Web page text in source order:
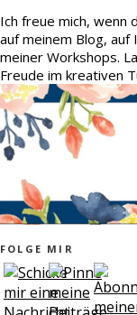
Ich freue mich, wenn
auf meinem Blog,
meiner Workshops.
Freude im kreativen
FOLGE MIR